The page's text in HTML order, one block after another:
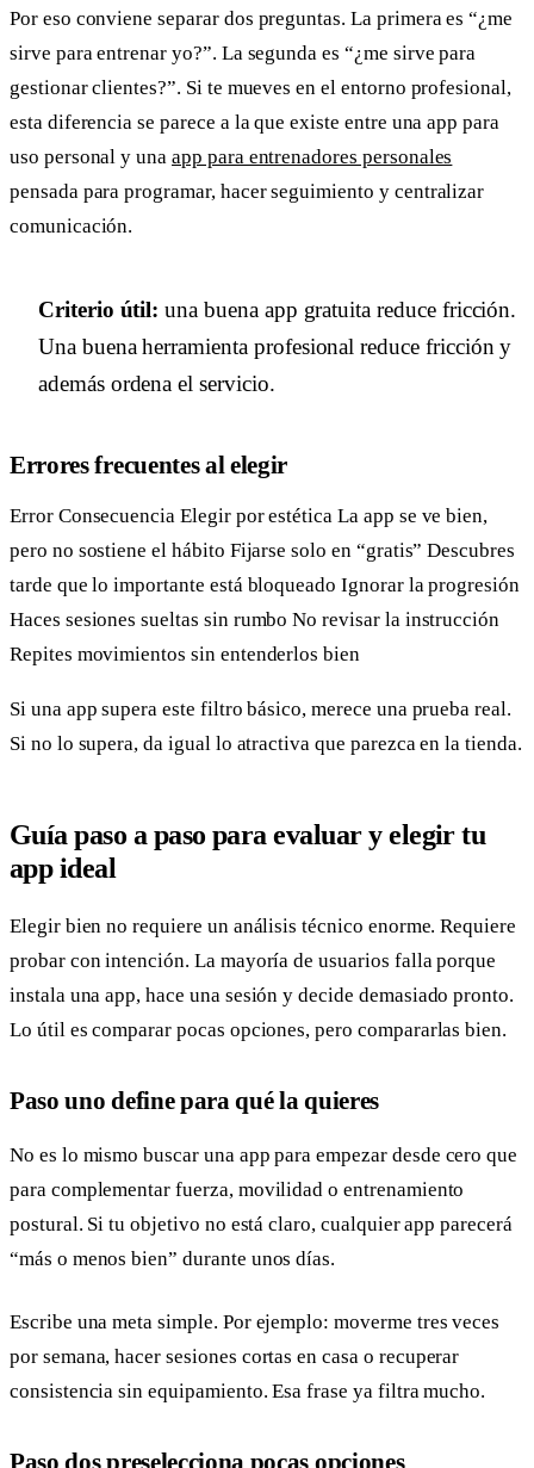
Por eso conviene separar dos preguntas. La primera es “¿me
sirve para entrenar yo?”. La segunda es “¿me sirve para
gestionar clientes?”. Si te mueves en el entorno profesional,
esta diferencia se parece a la que existe entre una app para
uso personal y unaapp para entrenadores personales
pensada para programar, hacer seguimiento y centralizar
comunicación.
Criterio útil: una buena app gratuita reduce fricción.
Una buena herramienta profesional reduce fricción y
además ordena el servicio.
Errores frecuentes al elegir
Error Consecuencia Elegir por estética La app se ve bien,
pero no sostiene el hábito Fijarse solo en “gratis” Descubres
tarde que lo importante está bloqueado Ignorar la progresión
Haces sesiones sueltas sin rumbo No revisar la instrucción
Repites movimientos sin entenderlos bien
Si una app supera este filtro básico, merece una prueba real.
Si no lo supera, da igual lo atractiva que parezca en la tienda.
Guía paso a paso para evaluar y elegir tu
app ideal
Elegir bien no requiere un análisis técnico enorme. Requiere
probar con intención. La mayoría de usuarios falla porque
instala una app, hace una sesión y decide demasiado pronto.
Lo útil es comparar pocas opciones, pero compararlas bien.
Paso uno define para qué la quieres
No es lo mismo buscar una app para empezar desde cero que
para complementar fuerza, movilidad o entrenamiento
postural. Si tu objetivo no está claro, cualquier app parecerá
“más o menos bien” durante unos días.
Escribe una meta simple. Por ejemplo: moverme tres veces
por semana, hacer sesiones cortas en casa o recuperar
consistencia sin equipamiento. Esa frase ya filtra mucho.
Paso dos preselecciona pocas opciones